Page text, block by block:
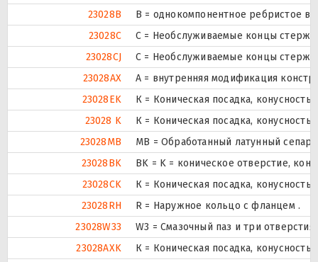
23028B
B = однокомпонентное ребристое
23028C
С = Необслуживаемые концы
23028CJ
С = Необслуживаемые концы
23028AX
A = внутренняя модификация
23028EK
К = Коническая посадка, конусность
23028 K
К = Коническая посадка, конусность
23028MB
MB = Обработанный латунный
23028BK
BK = K = коническое отверстие,
23028CK
К = Коническая посадка, конусность
23028RH
R = Наружное кольцо с фланцем .
23028W33
W3 = Смазочный паз и три
23028AXK
К = Коническая посадка, конусность